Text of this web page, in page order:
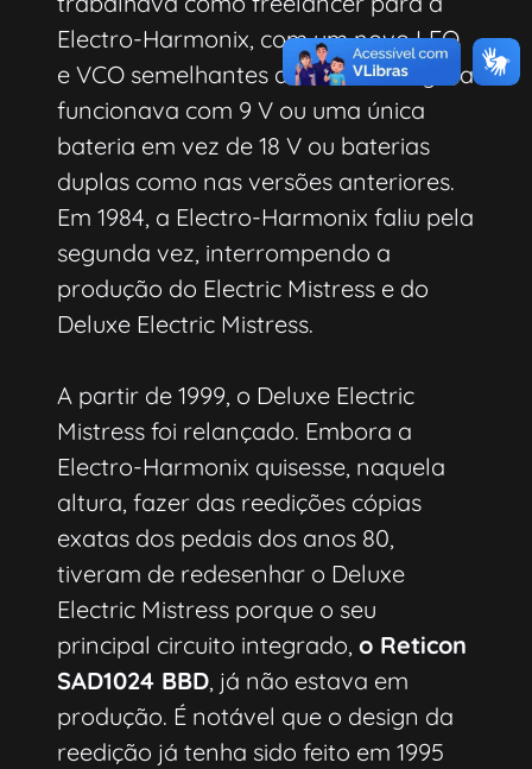
Electro-Harmonix, com um novo LFO
e VCO semelhantes ao Deluxe e agora
funcionava com 9 V ou uma única
bateria em vez de 18 V ou baterias
duplas como nas versões anteriores.
Em 1984, a Electro-Harmonix faliu pela
segunda vez, interrompendo a
produção do Electric Mistress e do
Deluxe Electric Mistress.
A partir de 1999, o Deluxe Electric
Mistress foi relançado. Embora a
Electro-Harmonix quisesse, naquela
altura, fazer das reedições cópias
exatas dos pedais dos anos 80,
tiveram de redesenhar o Deluxe
Electric Mistress porque o seu
principal circuito integrado,o Reticon
SAD1024 BBD, já não estava em
produção. É notável que o design da
reedição já tenha sido feito em 1995